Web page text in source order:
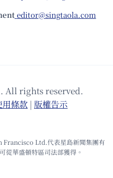
editor@singtaola.com
All rights reserved.
⽤條款 | 版權告⽰
Francisco Ltd.代表星島新聞集團有
從華盛頓特區司法部獲得。